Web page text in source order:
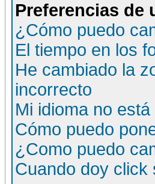
Preferencias de
¿Cómo puedo
El tiempo en los
He cambiado la
incorrecto
Mi idioma no
Cómo puedo
¿Como puedo
Cuando doy click